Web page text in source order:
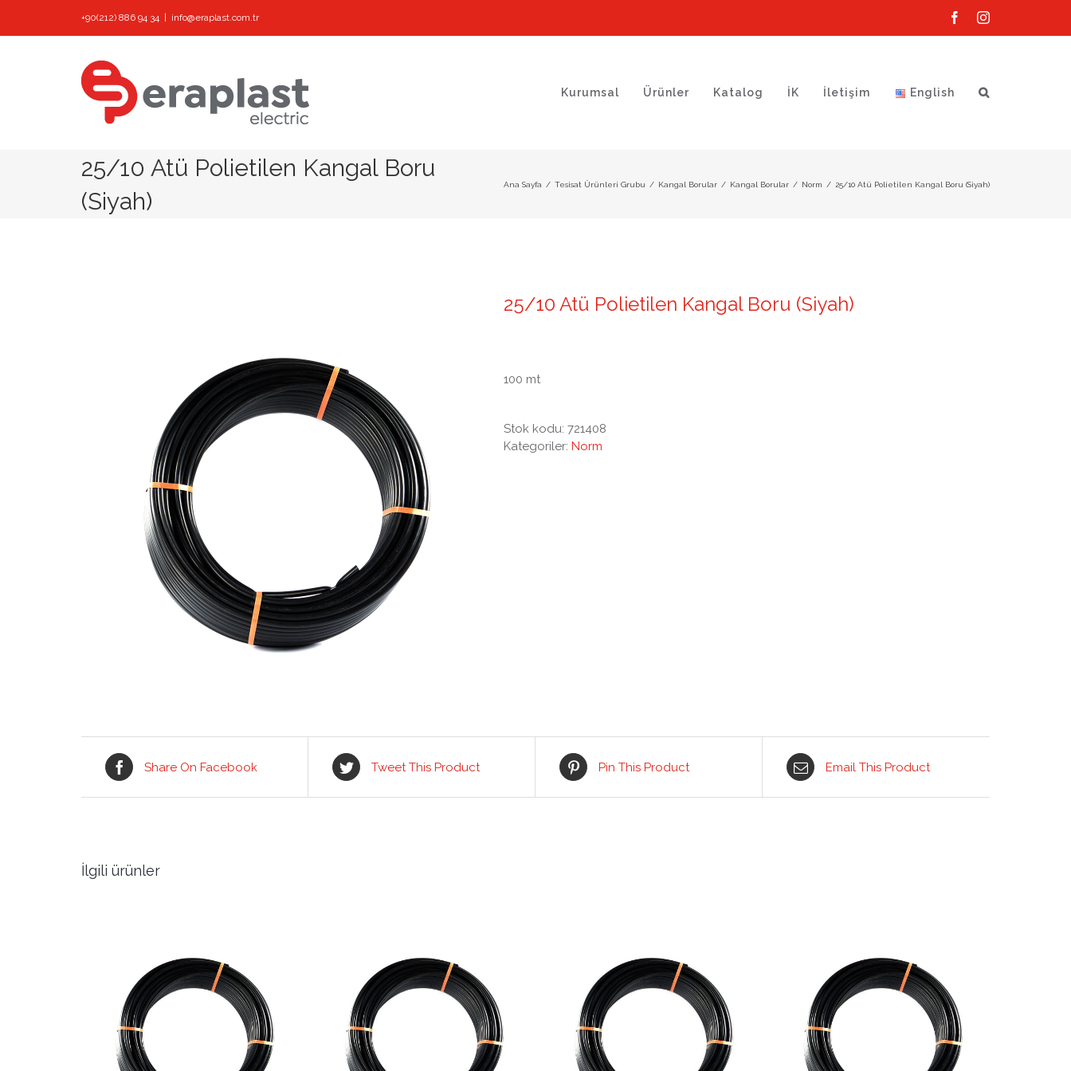
+90(212) 886 94 34 info@eraplast.com.tr FacebookInstagram
Kurumsal Ürünler Katalog İK İletişim English
25/10 Atü Polietilen Kangal Boru
(Siyah)
Ana Sayfa / Tesisat Ürünleri Grubu / Kangal Borular / Kangal Borular / Norm / 25/10 Atü Polietilen Kangal Boru (Siyah)
25/10 Atü Polietilen Kangal Boru (Siyah)
100 mt
Stok kodu: 721408
Kategoriler: Norm
Share On Facebook Tweet This Product Pin This Product Email This Product
İlgili ürünler